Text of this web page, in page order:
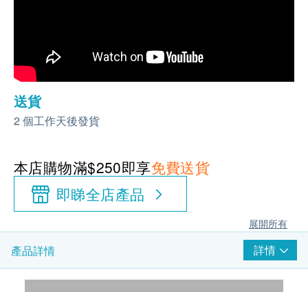
送貨
2 個工作天後發貨
本店購物滿$250即享免費送貨
即睇全店產品
展開所有
產品詳情 詳情